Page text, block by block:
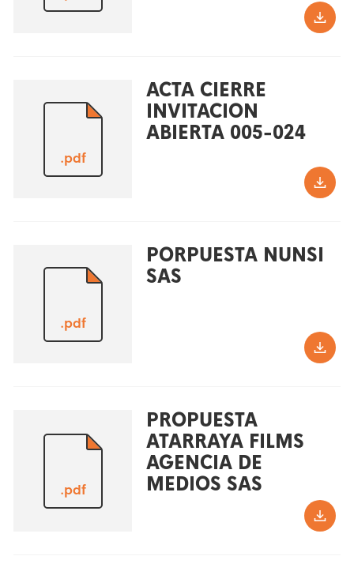
.pdf
ACTA CIERRE
INVITACION
ABIERTA 005-024
.pdf
PORPUESTA NUNSI
SAS
.pdf
PROPUESTA
ATARRAYA FILMS
AGENCIA DE
MEDIOS SAS